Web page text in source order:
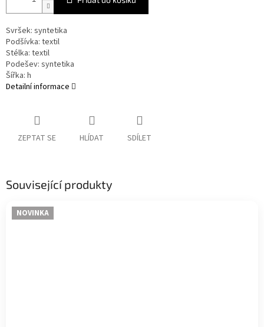
Svršek: syntetika
Podšívka: textil
Stélka: textil
Podešev: syntetika
Šířka: h
Detailní informace
ZEPTAT SE HLÍDAT SDÍLET
Související produkty
NOVINKA